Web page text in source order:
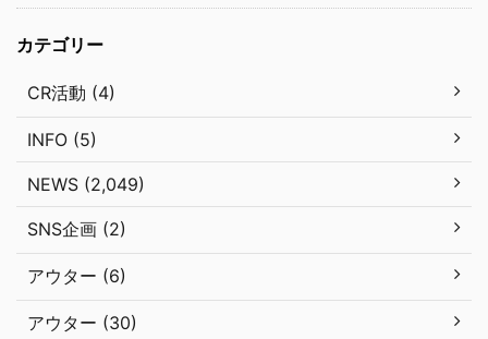
カテゴリー
CR活動 (4)
INFO (5)
NEWS (2,049)
SNS企画 (2)
アウター (6)
アウター (30)